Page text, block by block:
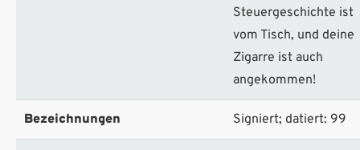
Steuergeschichte ist
vom Tisch, und deine
Zigarre ist auch
angekommen!
Bezeichnungen Signiert; datiert: 99